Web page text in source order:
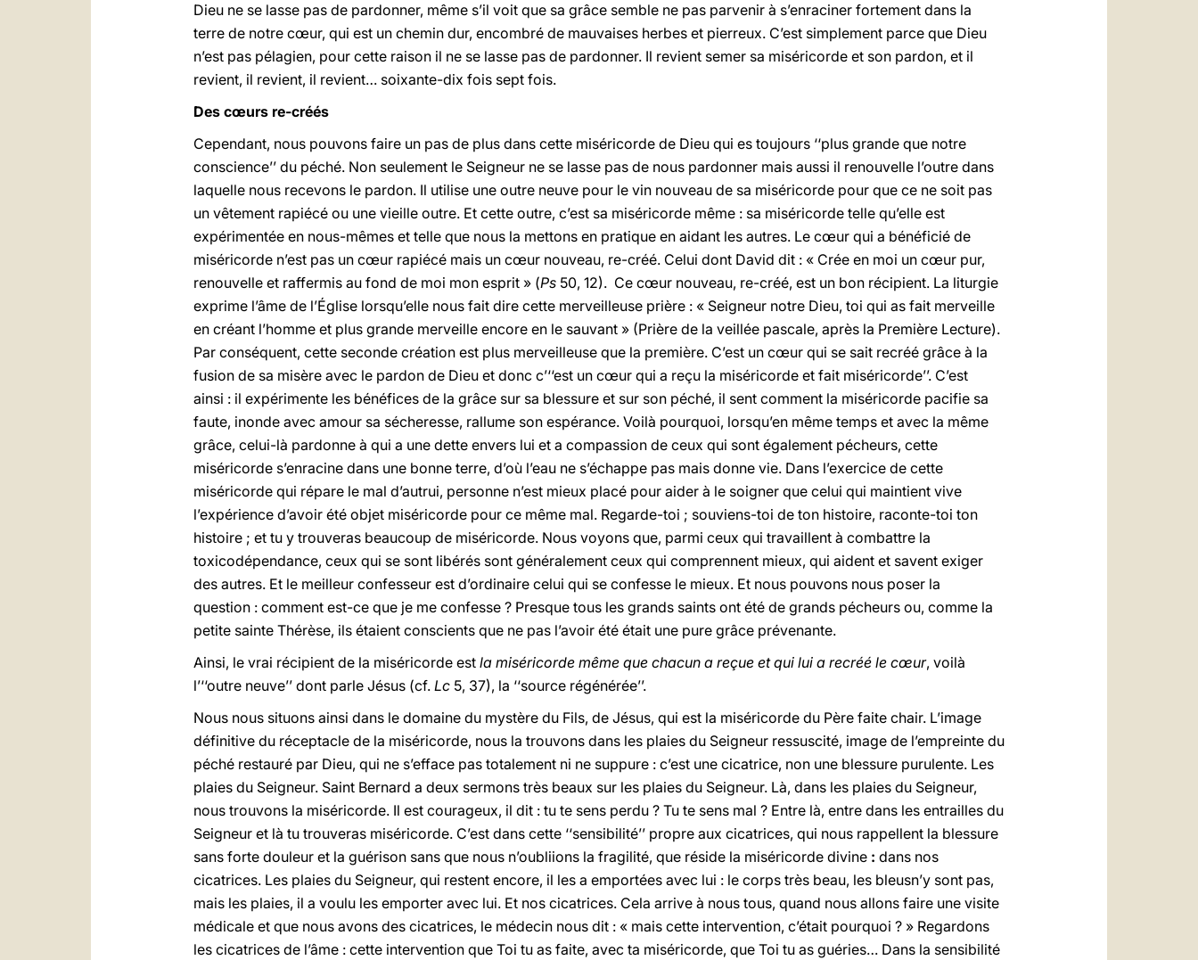
Dieu ne se lasse pas de pardonner, même s’il voit que sa grâce semble ne pas parvenir à s’enraciner fortement dans la
terre de notre cœur, qui est un chemin dur, encombré de mauvaises herbes et pierreux. C’est simplement parce que Dieu
n’est pas pélagien, pour cette raison il ne se lasse pas de pardonner. Il revient semer sa miséricorde et son pardon, et il
revient, il revient, il revient… soixante-dix fois sept fois.
Des cœurs re-créés
Cependant, nous pouvons faire un pas de plus dans cette miséricorde de Dieu qui es toujours ‘‘plus grande que notre
conscience’’ du péché. Non seulement le Seigneur ne se lasse pas de nous pardonner mais aussi il renouvelle l’outre dans
laquelle nous recevons le pardon. Il utilise une outre neuve pour le vin nouveau de sa miséricorde pour que ce ne soit pas
un vêtement rapiécé ou une vieille outre. Et cette outre, c’est sa miséricorde même : sa miséricorde telle qu’elle est
expérimentée en nous-mêmes et telle que nous la mettons en pratique en aidant les autres. Le cœur qui a bénéficié de
miséricorde n’est pas un cœur rapiécé mais un cœur nouveau, re-créé. Celui dont David dit : « Crée en moi un cœur pur,
renouvelle et raffermis au fond de moi mon esprit » (Ps 50, 12). Ce cœur nouveau, re-créé, est un bon récipient. La liturgie
exprime l’âme de l’Église lorsqu’elle nous fait dire cette merveilleuse prière : « Seigneur notre Dieu, toi qui as fait merveille
en créant l’homme et plus grande merveille encore en le sauvant » (Prière de la veillée pascale, après la Première Lecture).
Par conséquent, cette seconde création est plus merveilleuse que la première. C’est un cœur qui se sait recréé grâce à la
fusion de sa misère avec le pardon de Dieu et donc c’‘‘est un cœur qui a reçu la miséricorde et fait miséricorde’’. C’est
ainsi : il expérimente les bénéfices de la grâce sur sa blessure et sur son péché, il sent comment la miséricorde pacifie sa
faute, inonde avec amour sa sécheresse, rallume son espérance. Voilà pourquoi, lorsqu’en même temps et avec la même
grâce, celui-là pardonne à qui a une dette envers lui et a compassion de ceux qui sont également pécheurs, cette
miséricorde s’enracine dans une bonne terre, d’où l’eau ne s’échappe pas mais donne vie. Dans l’exercice de cette
miséricorde qui répare le mal d’autrui, personne n’est mieux placé pour aider à le soigner que celui qui maintient vive
l’expérience d’avoir été objet miséricorde pour ce même mal. Regarde-toi ; souviens-toi de ton histoire, raconte-toi ton
histoire ; et tu y trouveras beaucoup de miséricorde. Nous voyons que, parmi ceux qui travaillent à combattre la
toxicodépendance, ceux qui se sont libérés sont généralement ceux qui comprennent mieux, qui aident et savent exiger
des autres. Et le meilleur confesseur est d’ordinaire celui qui se confesse le mieux. Et nous pouvons nous poser la
question : comment est-ce que je me confesse ? Presque tous les grands saints ont été de grands pécheurs ou, comme la
petite sainte Thérèse, ils étaient conscients que ne pas l’avoir été était une pure grâce prévenante.
Ainsi, le vrai récipient de la miséricorde est la miséricorde même que chacun a reçue et qui lui a recréé le cœur, voilà
l’‘‘outre neuve’’ dont parle Jésus (cf. Lc 5, 37), la ‘‘source régénérée’’.
Nous nous situons ainsi dans le domaine du mystère du Fils, de Jésus, qui est la miséricorde du Père faite chair. L’image
définitive du réceptacle de la miséricorde, nous la trouvons dans les plaies du Seigneur ressuscité, image de l’empreinte du
péché restauré par Dieu, qui ne s’efface pas totalement ni ne suppure : c’est une cicatrice, non une blessure purulente. Les
plaies du Seigneur. Saint Bernard a deux sermons très beaux sur les plaies du Seigneur. Là, dans les plaies du Seigneur,
nous trouvons la miséricorde. Il est courageux, il dit : tu te sens perdu ? Tu te sens mal ? Entre là, entre dans les entrailles du
Seigneur et là tu trouveras miséricorde. C’est dans cette ‘‘sensibilité’’ propre aux cicatrices, qui nous rappellent la blessure
sans forte douleur et la guérison sans que nous n’oubliions la fragilité, que réside la miséricorde divine : dans nos
cicatrices. Les plaies du Seigneur, qui restent encore, il les a emportées avec lui : le corps très beau, les bleusn’y sont pas,
mais les plaies, il a voulu les emporter avec lui. Et nos cicatrices. Cela arrive à nous tous, quand nous allons faire une visite
médicale et que nous avons des cicatrices, le médecin nous dit : « mais cette intervention, c’était pourquoi ? » Regardons
les cicatrices de l’âme : cette intervention que Toi tu as faite, avec ta miséricorde, que Toi tu as guéries… Dans la sensibilité